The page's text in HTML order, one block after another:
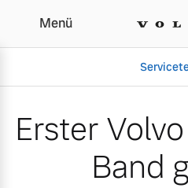
Erster
Menü
Erster
Band